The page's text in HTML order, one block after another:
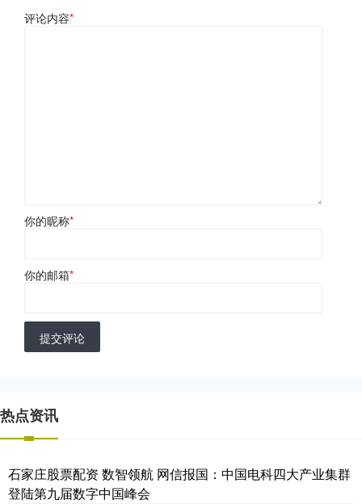
评论内容*
你的昵称*
你的邮箱*
提交评论
热点资讯
石家庄股票配资 数智领航 网信报国：中国电科四大产业集群
登陆第九届数字中国峰会